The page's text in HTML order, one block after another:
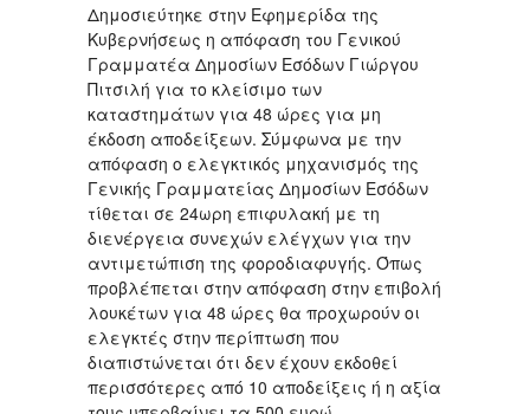
Δημοσιεύτηκε στην Εφημερίδα της
Κυβερνήσεως η απόφαση του Γενικού
Γραμματέα Δημοσίων Εσόδων Γιώργου
Πιτσιλή για το κλείσιμο των
καταστημάτων για 48 ώρες για μη
έκδοση αποδείξεων. Σύμφωνα με την
απόφαση ο ελεγκτικός μηχανισμός της
Γενικής Γραμματείας Δημοσίων Εσόδων
τίθεται σε 24ωρη επιφυλακή με τη
διενέργεια συνεχών ελέγχων για την
αντιμετώπιση της φοροδιαφυγής. Όπως
προβλέπεται στην απόφαση στην επιβολή
λουκέτων για 48 ώρες θα προχωρούν οι
ελεγκτές στην περίπτωση που
διαπιστώνεται ότι δεν έχουν εκδοθεί
περισσότερες από 10 αποδείξεις ή η αξία